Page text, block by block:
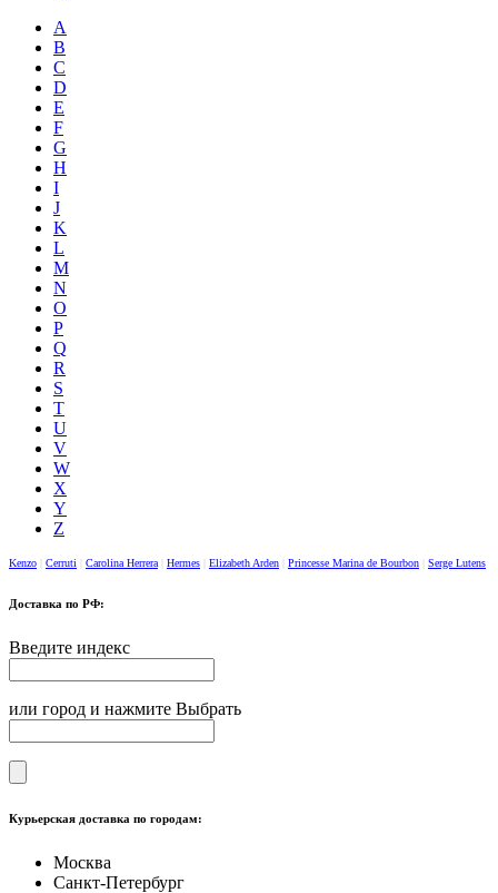
A
B
C
D
E
F
G
H
I
J
K
L
M
N
O
P
Q
R
S
T
U
V
W
X
Y
Z
Kenzo Cerruti Carolina Herrera Hermes Elizabeth Arden Princesse Marina de Bourbon Serge Lutens
Доставка по РФ:
Введите индекс
или город и нажмите Выбрать
Курьерская доставка по городам:
Москва
Санкт-Петербург